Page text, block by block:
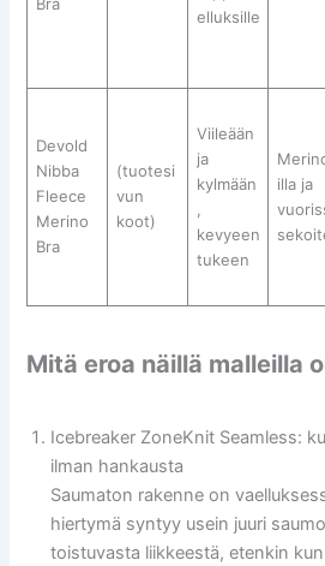
elluksille
Devold
Nibba
Fleece
Merino
Bra
(tuotesi
vun
koot)
Viileään
ja
kylmään
kevyeen
tukeen
illa ja
Mitä eroa näillä malleilla
Icebreaker ZoneKnit Seamless:
ilman hankausta
Saumaton rakenne on
hiertymä syntyy usein juuri
toistuvasta liikkeestä, etenkin